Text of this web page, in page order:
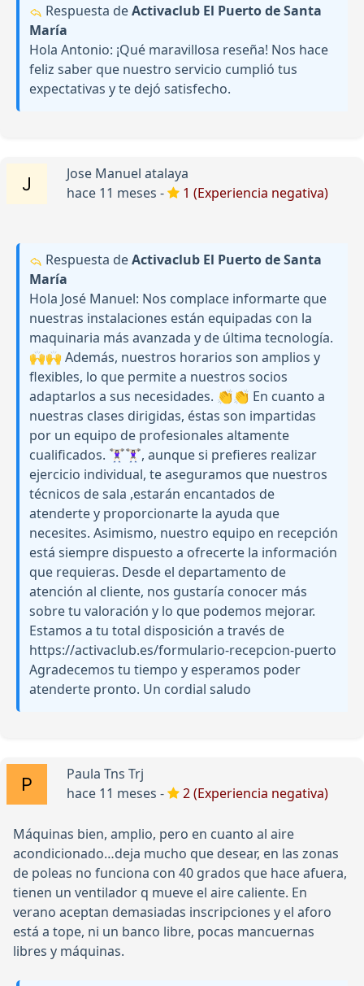
Respuesta deActivaclub El Puerto de Santa
María
Hola Antonio: ¡Qué maravillosa reseña! Nos hace
feliz saber que nuestro servicio cumplió tus
expectativas y te dejó satisfecho.
Jose Manuel atalaya
hace 11 meses -
1 (Experiencia negativa)
Respuesta deActivaclub El Puerto de Santa
María
Hola José Manuel: Nos complace informarte que
nuestras instalaciones están equipadas con la
maquinaria más avanzada y de última tecnología.
🙌🙌 Además, nuestros horarios son amplios y
flexibles, lo que permite a nuestros socios
adaptarlos a sus necesidades. 👏👏 En cuanto a
nuestras clases dirigidas, éstas son impartidas
por un equipo de profesionales altamente
cualificados. 🏋🏻‍♀️🏋🏻‍♀️, aunque si prefieres realizar
ejercicio individual, te aseguramos que nuestros
técnicos de sala ,estarán encantados de
atenderte y proporcionarte la ayuda que
necesites. Asimismo, nuestro equipo en recepción
está siempre dispuesto a ofrecerte la información
que requieras. Desde el departamento de
atención al cliente, nos gustaría conocer más
sobre tu valoración y lo que podemos mejorar.
Estamos a tu total disposición a través de
https://activaclub.es/formulario-recepcion-puerto
Agradecemos tu tiempo y esperamos poder
atenderte pronto. Un cordial saludo
Paula Tns Trj
hace 11 meses -
2 (Experiencia negativa)
Máquinas bien, amplio, pero en cuanto al aire
acondicionado…deja mucho que desear, en las zonas
de poleas no funciona con 40 grados que hace afuera,
tienen un ventilador q mueve el aire caliente. En
verano aceptan demasiadas inscripciones y el aforo
está a tope, ni un banco libre, pocas mancuernas
libres y máquinas.